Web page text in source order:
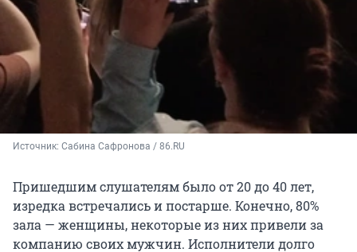
Источник: Сабина Сафронова / 86.RU
Пришедшим слушателям было от 20 до 40 лет,
изредка встречались и постарше. Конечно, 80%
зала — женщины, некоторые из них привели за
компанию своих мужчин. Исполнители долго